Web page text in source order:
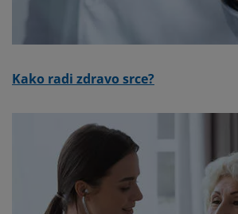
Kako radi zdravo srce?